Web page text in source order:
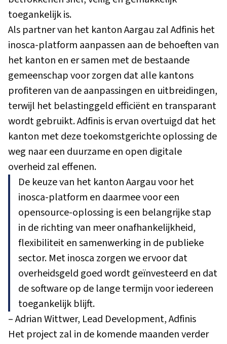
toegankelijk is.
Als partner van het kanton Aargau zal Adfinis het
inosca-platform aanpassen aan de behoeften van
het kanton en er samen met de bestaande
gemeenschap voor zorgen dat alle kantons
profiteren van de aanpassingen en uitbreidingen,
terwijl het belastinggeld efficiënt en transparant
wordt gebruikt. Adfinis is ervan overtuigd dat het
kanton met deze toekomstgerichte oplossing de
weg naar een duurzame en open digitale
overheid zal effenen.
De keuze van het kanton Aargau voor het
inosca-platform en daarmee voor een
opensource-oplossing is een belangrijke stap
in de richting van meer onafhankelijkheid,
flexibiliteit en samenwerking in de publieke
sector. Met inosca zorgen we ervoor dat
overheidsgeld goed wordt geïnvesteerd en dat
de software op de lange termijn voor iedereen
toegankelijk blijft.
– Adrian Wittwer, Lead Development, Adfinis
Het project zal in de komende maanden verder